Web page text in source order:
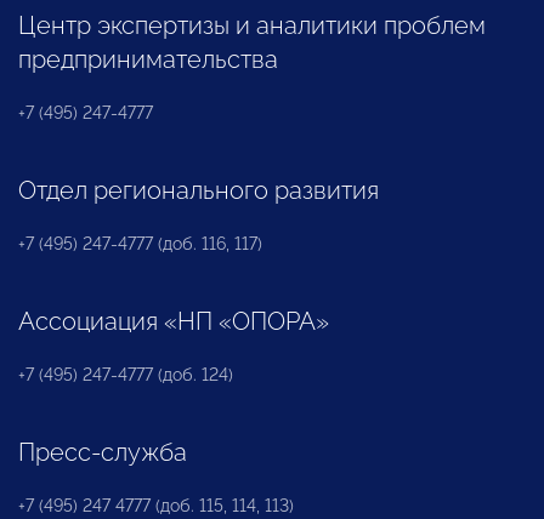
Центр экспертизы и аналитики проблем
предпринимательства
+7 (495) 247-4777
Отдел регионального развития
+7 (495) 247-4777 (доб. 116, 117)
Ассоциация «НП «ОПОРА»
+7 (495) 247-4777 (доб. 124)
Пресс-служба
+7 (495) 247 4777 (доб. 115, 114, 113)